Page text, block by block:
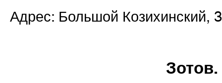
Адрес: Большой Козихинский,